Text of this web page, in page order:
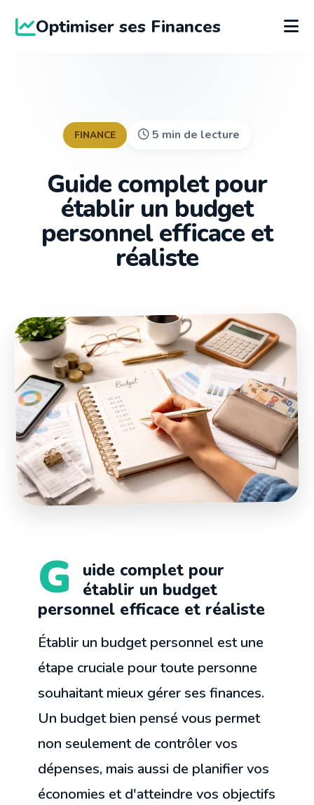
Optimiser ses Finances
FINANCE 5 min de lecture
Guide complet pour
établir un budget
personnel efficace et
réaliste
G
uide complet pour
établir un budget
personnel efficace et réaliste
Établir un budget personnel est une
étape cruciale pour toute personne
souhaitant mieux gérer ses finances.
Un budget bien pensé vous permet
non seulement de contrôler vos
dépenses, mais aussi de planifier vos
économies et d'atteindre vos objectifs